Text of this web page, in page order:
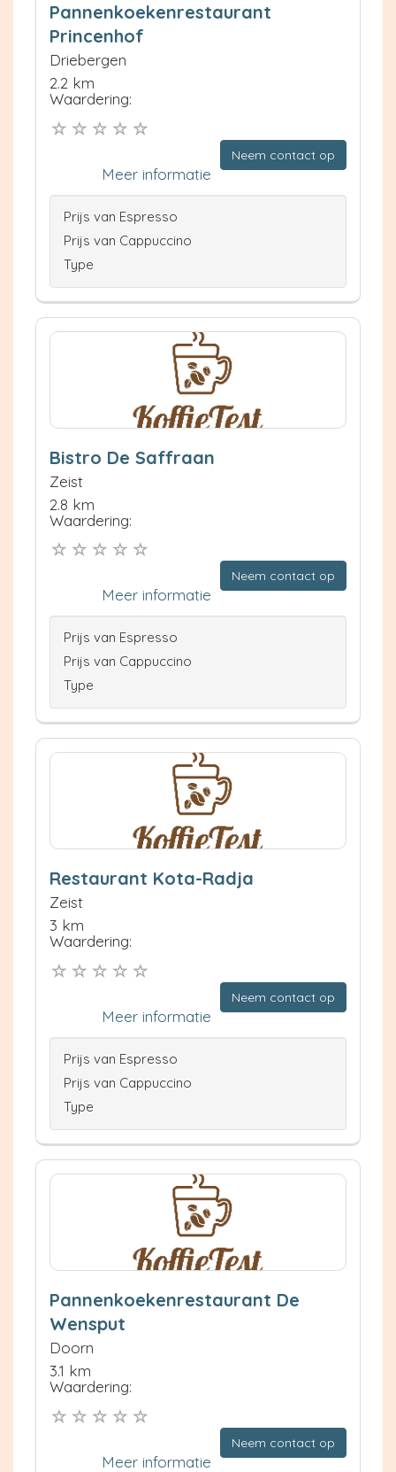
Pannenkoekenrestaurant
Princenhof
Driebergen
2.2 km
Waardering:
Neem contact op
Meer informatie
Prijs van Espresso
Prijs van Cappuccino
Type
Bistro De Saffraan
Zeist
2.8 km
Waardering:
Neem contact op
Meer informatie
Prijs van Espresso
Prijs van Cappuccino
Type
Restaurant Kota-Radja
Zeist
3 km
Waardering:
Neem contact op
Meer informatie
Prijs van Espresso
Prijs van Cappuccino
Type
Pannenkoekenrestaurant De
Wensput
Doorn
3.1 km
Waardering:
Neem contact op
Meer informatie